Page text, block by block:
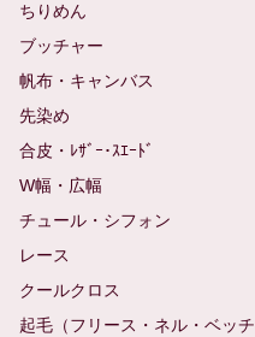
ちりめん
ブッチャー
帆布・キャンバス
先染め
合皮・ﾚｻﾞｰ･ｽｴｰﾄﾞ
W幅・広幅
チュール・シフォン
レース
クールクロス
起毛（フリース・ネル・ベッチ